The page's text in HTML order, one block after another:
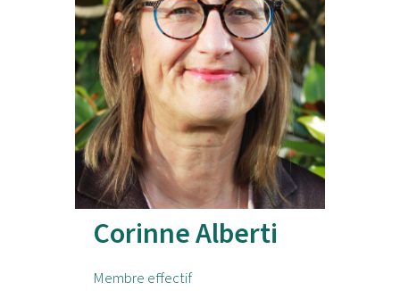
Corinne Alberti
Membre effectif